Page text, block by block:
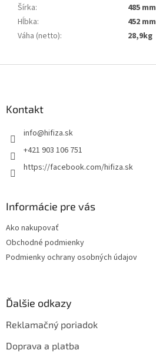
Šírka:
485 mm
Hĺbka:
452 mm
Váha (netto): 28,9kg
Kontakt
info@hifiza.sk
+421 903 106 751
https://facebook.com/hifiza.sk
Informácie pre vás
Ako nakupovať
Obchodné podmienky
Podmienky ochrany osobných údajov
Ďalšie odkazy
Reklamačný poriadok
Doprava a platba